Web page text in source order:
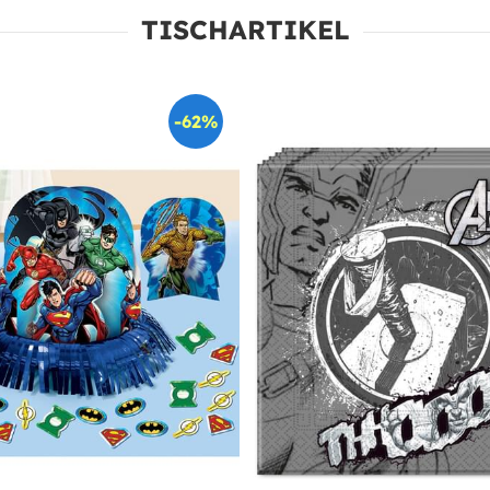
TISCHARTIKEL
-62%